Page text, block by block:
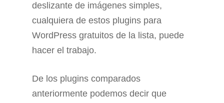
deslizante de imágenes simples,
cualquiera de estos plugins para
WordPress gratuitos de la lista, puede
hacer el trabajo.
De los plugins comparados
anteriormente podemos decir que